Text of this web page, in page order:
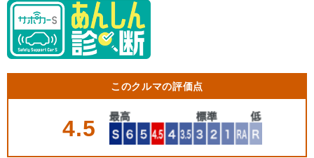
このクルマの評価点
4.5